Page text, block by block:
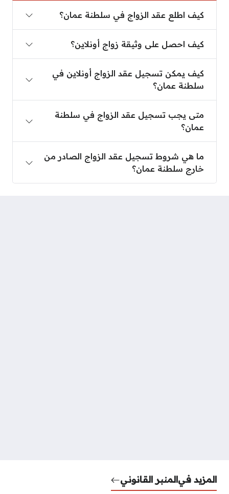
كيف اطلع عقد الزواج في سلطنة عمان؟
كيف احصل على وثيقة زواج أونلاين؟
كيف يمكن تسجيل عقد الزواج أونلاين في
سلطنة عمان؟
متى يجب تسجيل عقد الزواج في سلطنة
عمان؟
ما هي شروط تسجيل عقد الزواج الصادر من
خارج سلطنة عمان؟
المزيد فيالمنبر القانوني